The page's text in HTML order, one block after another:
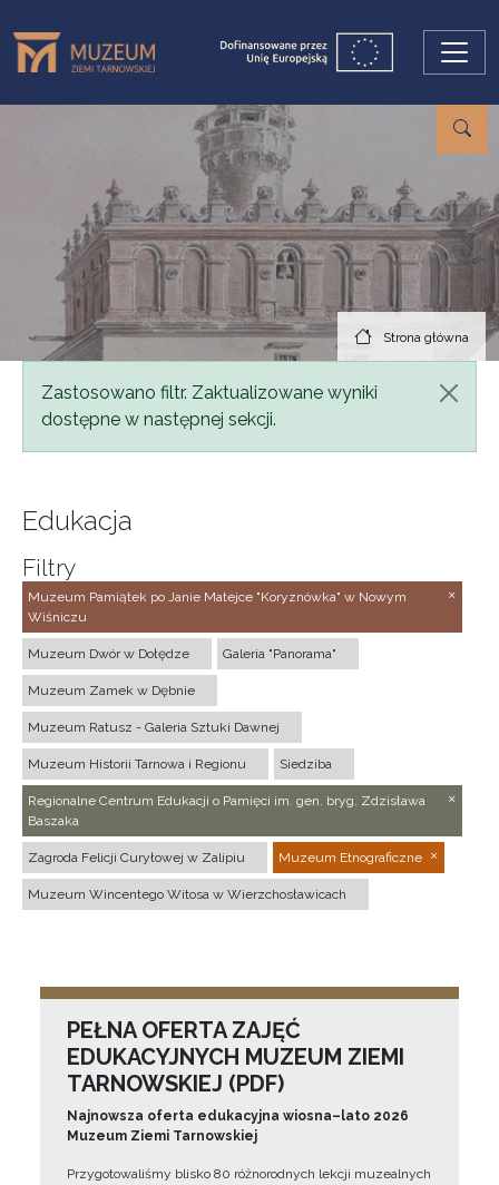
Strona główna
Komunikat
Zastosowano filtr. Zaktualizowane wyniki
dostępne w następnej sekcji.
Edukacja
Filtry
Muzeum Pamiątek po Janie Matejce "Koryznówka" w Nowym
Wiśniczu
Muzeum Dwór w Dołędze Galeria "Panorama"
Muzeum Zamek w Dębnie
Muzeum Ratusz - Galeria Sztuki Dawnej
Muzeum Historii Tarnowa i Regionu Siedziba
Regionalne Centrum Edukacji o Pamięci im. gen. bryg. Zdzisława
Baszaka
Zagroda Felicji Curyłowej w Zalipiu Muzeum Etnograficzne
Muzeum Wincentego Witosa w Wierzchosławicach
PEŁNA OFERTA ZAJĘĆ
EDUKACYJNYCH MUZEUM ZIEMI
TARNOWSKIEJ (PDF)
Najnowsza oferta edukacyjna wiosna–lato 2026
Muzeum Ziemi Tarnowskiej
Przygotowaliśmy blisko 80 różnorodnych lekcji muzealnych